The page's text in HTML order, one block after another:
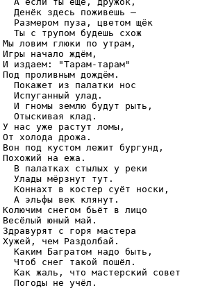
  Денёк здесь поживешь —
  Размером пуза, цветом щёк
  Ты с трупом будешь схож
Мы ловим глюки по утрам,
Игры начало ждём,
И издаем: "Тарам-тарам"
Под проливным дождём.
  Покажет из палатки нос
  Испуганный улад.
  И гномы землю будут рыть,
  Отыскивая клад.
У нас уже растут ломы,
От холода дрожа.
Вон под кустом лежит бургунд,
Похожий на ежа.
  В палатках стылых у реки
  Улады мёрзнут тут.
  Коннахт в костер суёт носки,
  А эльфы век клянут.
Колючим снегом бьёт в лицо
Весёлый юный май.
Здравурят с горя мастера
Хужей, чем Раздолбай.
  Каким Багратом надо быть,
  Чтоб снег такой пошёл.
  Как жаль, что мастерский совет
  Погоды не учёл.